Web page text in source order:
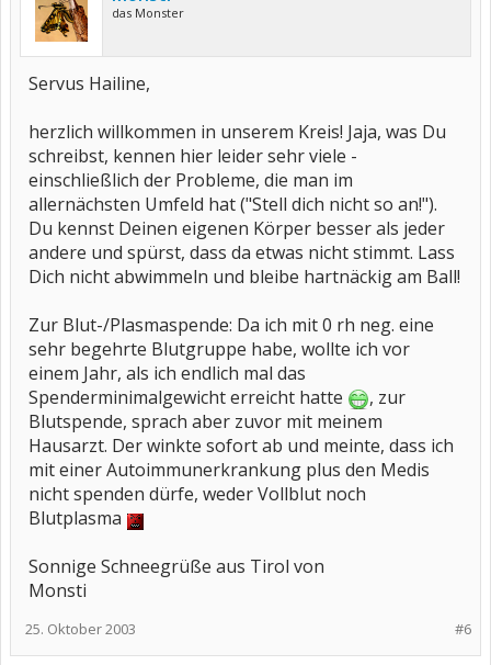
das Monster
Servus Hailine,
herzlich willkommen in unserem Kreis! Jaja, was Du
schreibst, kennen hier leider sehr viele -
einschließlich der Probleme, die man im
allernächsten Umfeld hat ("Stell dich nicht so an!").
Du kennst Deinen eigenen Körper besser als jeder
andere und spürst, dass da etwas nicht stimmt. Lass
Dich nicht abwimmeln und bleibe hartnäckig am Ball!
Zur Blut-/Plasmaspende: Da ich mit 0 rh neg. eine
sehr begehrte Blutgruppe habe, wollte ich vor
einem Jahr, als ich endlich mal das
Spenderminimalgewicht erreicht hatte
, zur
Blutspende, sprach aber zuvor mit meinem
Hausarzt. Der winkte sofort ab und meinte, dass ich
mit einer Autoimmunerkrankung plus den Medis
nicht spenden dürfe, weder Vollblut noch
Blutplasma
Sonnige Schneegrüße aus Tirol von
Monsti
#6
25. Oktober 2003